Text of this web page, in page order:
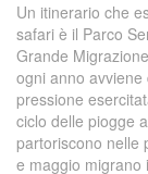
Un itinerario che
safari è il Parco
Grande
ogni anno avviene
pressione
ciclo delle piogge
partoriscono nelle
e maggio migrano